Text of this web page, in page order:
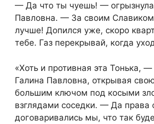
— Да что ты чуешь! —
Павловна. — За своим
лучше! Допился уже, скоро
тебе. Газ перекрывай, когда
«Хоть и противная эта Тонька,
Галина Павловна, открывая
большим ключом под косыми
взглядами соседки. — Да права
договаривались мы, что так